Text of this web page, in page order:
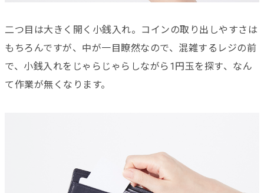
二つ目は大きく開く小銭入れ。コインの取り出しやすさは
もちろんですが、中が一目瞭然なので、混雑するレジの前
で、小銭入れをじゃらじゃらしながら1円玉を探す、なん
て作業が無くなります。